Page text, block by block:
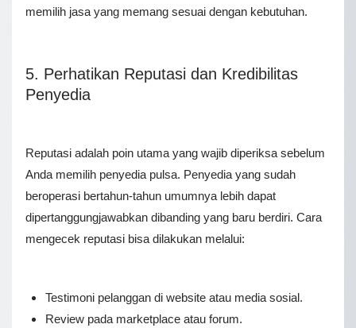
memilih jasa yang memang sesuai dengan kebutuhan.
5. Perhatikan Reputasi dan Kredibilitas
Penyedia
Reputasi adalah poin utama yang wajib diperiksa sebelum
Anda memilih penyedia pulsa. Penyedia yang sudah
beroperasi bertahun-tahun umumnya lebih dapat
dipertanggungjawabkan dibanding yang baru berdiri. Cara
mengecek reputasi bisa dilakukan melalui:
Testimoni pelanggan di website atau media sosial.
Review pada marketplace atau forum.